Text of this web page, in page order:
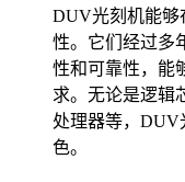
DUV光刻机能够
性。它们经过多
性和可靠性，能
求。无论是逻辑
处理器等，DUV
色。